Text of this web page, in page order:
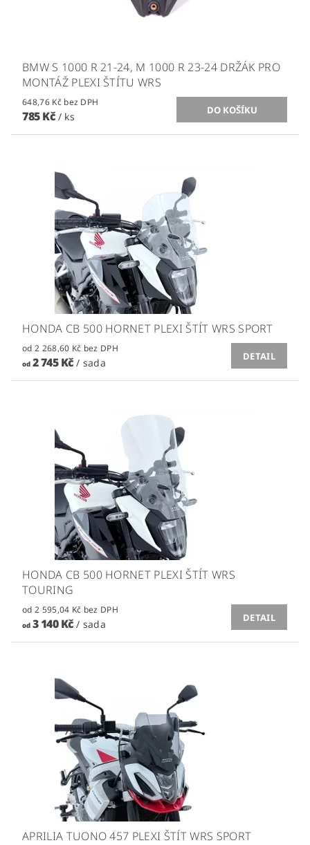
BMW S 1000 R 21-24, M 1000 R 23-24 DRŽÁK PRO
MONTÁŽ PLEXI ŠTÍTU WRS
648,76 Kč bez DPH
785 Kč / ks
HONDA CB 500 HORNET PLEXI ŠTÍT WRS SPORT
od 2 268,60 Kč bez DPH
od2 745 Kč/ sada
DETAIL
HONDA CB 500 HORNET PLEXI ŠTÍT WRS
TOURING
od 2 595,04 Kč bez DPH
od3 140 Kč/ sada
DETAIL
APRILIA TUONO 457 PLEXI ŠTÍT WRS SPORT